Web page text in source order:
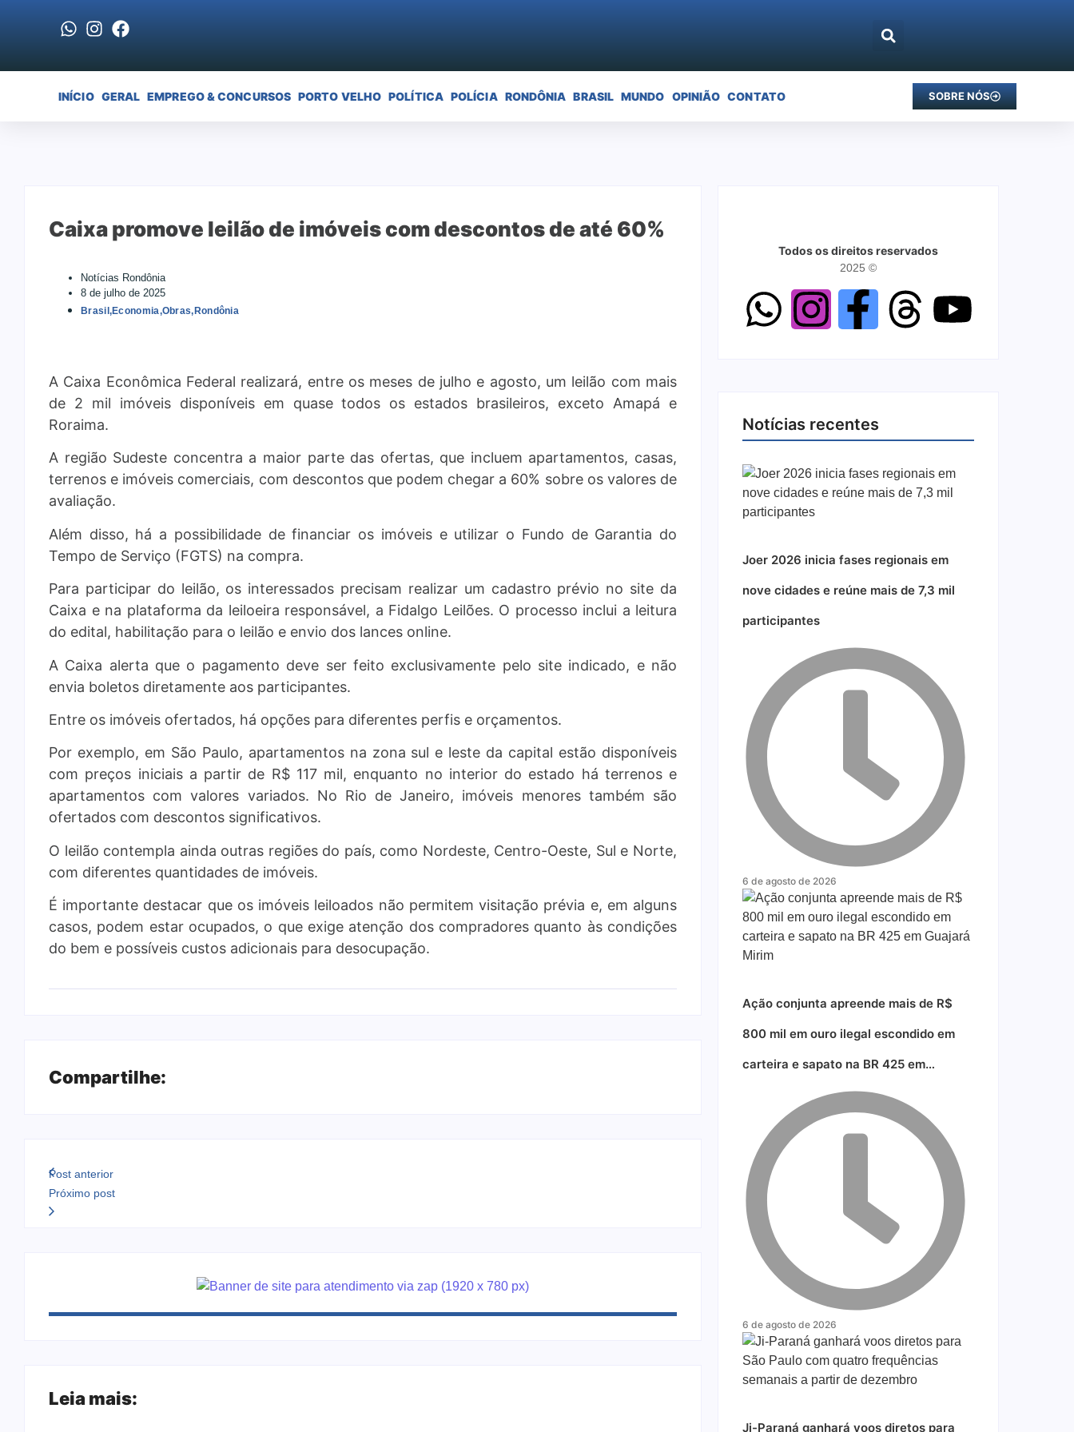
INÍCIO GERAL EMPREGO & CONCURSOS PORTO VELHO POLÍTICA POLÍCIA RONDÔNIA BRASIL MUNDO OPINIÃO CONTATO SOBRE NÓS
Caixa promove leilão de imóveis com descontos de até 60%
Notícias Rondônia
8 de julho de 2025
Brasil ,Economia,Obras, Rondônia
A Caixa Econômica Federal realizará, entre os meses de julho e agosto, um leilão com mais
de 2 mil imóveis disponíveis em quase todos os estados brasileiros, exceto Amapá e
Roraima.
A região Sudeste concentra a maior parte das ofertas, que incluem apartamentos, casas,
terrenos e imóveis comerciais, com descontos que podem chegar a 60% sobre os valores de
avaliação.
Além disso, há a possibilidade de financiar os imóveis e utilizar o Fundo de Garantia do
Tempo de Serviço (FGTS) na compra.
Para participar do leilão, os interessados precisam realizar um cadastro prévio no site da
Caixa e na plataforma da leiloeira responsável, a Fidalgo Leilões. O processo inclui a leitura
do edital, habilitação para o leilão e envio dos lances online.
A Caixa alerta que o pagamento deve ser feito exclusivamente pelo site indicado, e não
envia boletos diretamente aos participantes.
Entre os imóveis ofertados, há opções para diferentes perfis e orçamentos.
Por exemplo, em São Paulo, apartamentos na zona sul e leste da capital estão disponíveis
com preços iniciais a partir de R$ 117 mil, enquanto no interior do estado há terrenos e
apartamentos com valores variados. No Rio de Janeiro, imóveis menores também são
ofertados com descontos significativos.
O leilão contempla ainda outras regiões do país, como Nordeste, Centro-Oeste, Sul e Norte,
com diferentes quantidades de imóveis.
É importante destacar que os imóveis leiloados não permitem visitação prévia e, em alguns
casos, podem estar ocupados, o que exige atenção dos compradores quanto às condições
do bem e possíveis custos adicionais para desocupação.
Compartilhe:
Post anterior
Próximo post
Leia mais:
Todos os direitos reservados
2025 ©
Notícias recentes
Joer 2026 inicia fases regionais em
nove cidades e reúne mais de 7,3 mil
participantes
6 de agosto de 2026
Ação conjunta apreende mais de R$
800 mil em ouro ilegal escondido em
carteira e sapato na BR 425 em…
6 de agosto de 2026
Ji-Paraná ganhará voos diretos para